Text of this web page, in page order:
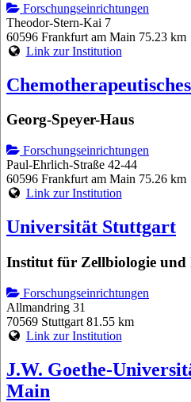
Forschungseinrichtungen
Theodor-Stern-Kai 7
60596 Frankfurt am Main 75.23 km
Link zur Institution
Georg-Speyer-Haus
Forschungseinrichtungen
Paul-Ehrlich-Straße 42-44
60596 Frankfurt am Main 75.26 km
Link zur Institution
Universität Stuttgart
Institut für Zellbiologie und
Forschungseinrichtungen
Allmandring 31
70569 Stuttgart 81.55 km
Link zur Institution
J.W. Goethe-
Main